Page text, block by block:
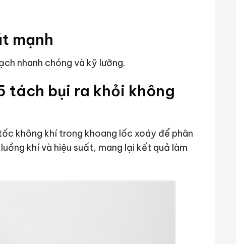
mạnh
nhanh chóng và kỹ lưỡng.
tách bụi ra khỏi không
không khí trong khoang lốc xoáy để phân
khí và hiệu suất, mang lại kết quả làm